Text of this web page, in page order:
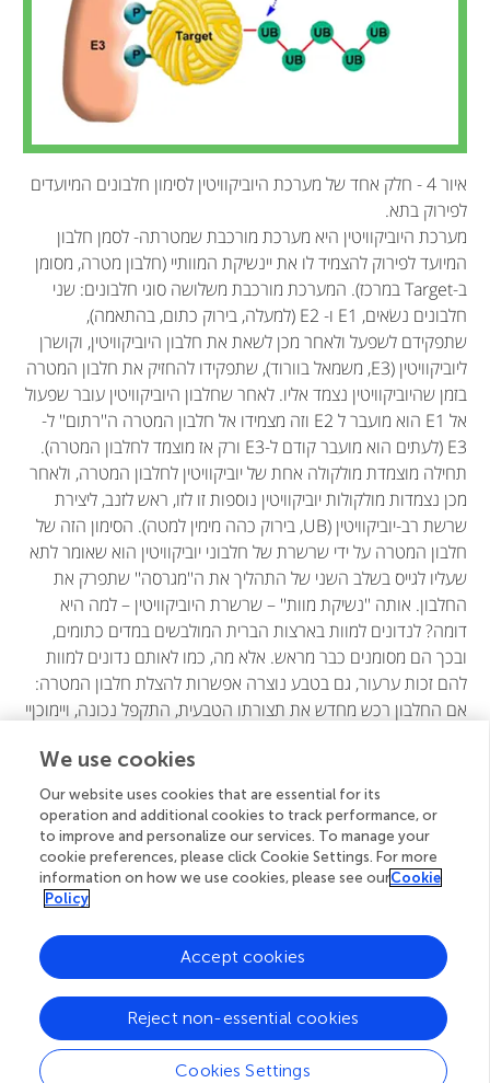
איור 4 - חלק אחד של מערכת היוביקוויטין לסימון חלבונים המיועדים
לפירוק בתא.
מערכת היוביקוויטין היא מערכת מורכבת שמטרתה- לסמן חלבון
המיועד לפירוק להצמיד לו את יינשיקת המוותיי (חלבון מטרה, מסומן
ב-Target במרכז). המערכת מורכבת משלושה סוגי חלבונים: שני
חלבונים נשׂאים, E1 ו- E2 (למעלה, בירוק כתום, בהתאמה),
שתפקידם לשפעל ולאחר מכן לשאת את חלבון היוביקוויטין, וקושרן
ליוביקוויטין (E3, משמאל בוורוד), שתפקידו להחזיק את חלבון המטרה
בזמן שהיוביקוויטין נצמד אליו. לאחר שחלבון היוביקוויטין עובר שפעול
אל E1 הוא מועבר ל E2 וזה מצמידו אל חלבון המטרה ה''רתום'' ל-
E3 (לעתים הוא מועבר קודם ל-E3 ורק אז מוצמד לחלבון המטרה).
תחילה מוצמדת מולקולה אחת של יוביקוויטין לחלבון המטרה, ולאחר
מכן נצמדות מולקולות יוביקוויטין נוספות זו לזו, ראש לזנב, ליצירת
שרשת רב-יוביקוויטין (UB, בירוק כהה מימין למטה). הסימון הזה של
חלבון המטרה על ידי שרשרת של חלבוני יוביקוויטין הוא שאומר לתא
שעליו לגייס בשלב השני של התהליך את ה''מגרסה'' שתפרק את
החלבון. אותה ''נשיקת מוות'' – שרשרת היוביקוויטין – למה היא
דומה? לנדונים למוות בארצות הברית המולבשים במדים כתומים,
ובכך הם מסומנים כבר מראש. אלא מה, כמו לאותם נדונים למוות
להם זכות ערעור, גם בטבע נוצרה אפשרות להצלת חלבון המטרה:
אם החלבון רכש מחדש את תצורתו הטבעית, התקפל נכונה, ויימוכןיי
השרשרת ממנו, לפרקה לשיירי יוביקוויטין בודדים ולמחזרם לפעילות
בתא בה ייצמדו לחלבונים אחרים המיועדים לפירוק, זאת בדומה
לתהליך החנינה לנדונים למוות (ראה גםאיור 5 ).
We use cookies
Our website uses cookies that are essential for its
operation and additional cookies to track performance, or
to improve and personalize our services. To manage your
cookie preferences, please click Cookie Settings. For more
information on how we use cookies, please see ourCookie
Policy
Cookies Settings
Reject non-essential cookies
Accept cookies